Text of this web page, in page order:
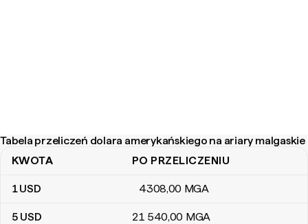
Tabela przeliczeń dolara amerykańskiego na ariary malgaskie
Tabela przeliczeń dolara amerykańskiego na ariary malgaskie
KWOTA PO PRZELICZENIU
1USD 4308,00 MGA
5 USD 21 540,00 MGA